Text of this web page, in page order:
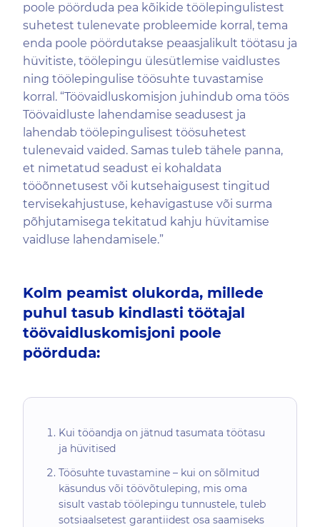
poole pöörduda pea kõikide töölepingulistest
suhetest tulenevate probleemide korral, tema
enda poole pöördutakse peaasjalikult töötasu ja
hüvitiste, töölepingu ülesütlemise vaidlustes
ning töölepingulise töösuhte tuvastamise
korral. “Töövaidluskomisjon juhindub oma töös
Töövaidluste lahendamise seadusest ja
lahendab töölepingulisest töösuhetest
tulenevaid vaided. Samas tuleb tähele panna,
et nimetatud seadust ei kohaldata
tööõnnetusest või kutsehaigusest tingitud
tervisekahjustuse, kehavigastuse või surma
põhjutamisega tekitatud kahju hüvitamise
vaidluse lahendamisele.”
Kolm peamist olukorda, millede
puhul tasub kindlasti töötajal
töövaidluskomisjoni poole
pöörduda:
Kui tööandja on jätnud tasumata töötasu
ja hüvitised
Töösuhte tuvastamine – kui on sõlmitud
käsundus või töövõtuleping, mis oma
sisult vastab töölepingu tunnustele, tuleb
sotsiaalsetest garantiidest osa saamiseks